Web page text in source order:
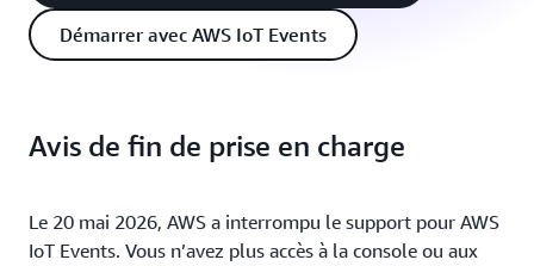
Démarrer avec AWS IoT Events
Avis de fin de prise en charge
Le 20 mai 2026, AWS a interrompu le support pour AWS
IoT Events. Vous n’avez plus accès à la console ou aux